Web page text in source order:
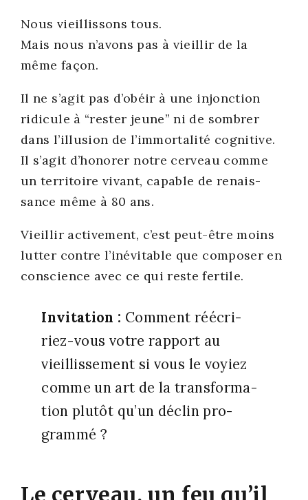
Nous vieillis­sons tous.
Mais nous n’avons pas à vieillir de la
même façon.
Il ne s’a­git pas d’o­béir à une injonc­tion
ridi­cule à “res­ter jeune” ni de som­brer
dans l’illu­sion de l’im­mor­ta­li­té cog­ni­tive.
Il s’a­git d’honorer notre cer­veau comme
un ter­ri­toire vivant, capable de renais­
sance même à 80 ans.
Vieillir acti­ve­ment, c’est peut-être moins
lut­ter contre l’inévitable que com­po­ser en
conscience avec ce qui reste fer­tile.
Invi­ta­tion : Com­ment réécri­
riez-vous votre rap­port au
vieillis­se­ment si vous le voyiez
comme un art de la trans­for­ma­
tion plu­tôt qu’un déclin pro­
gram­mé ?
Le cerveau, un feu qu’il